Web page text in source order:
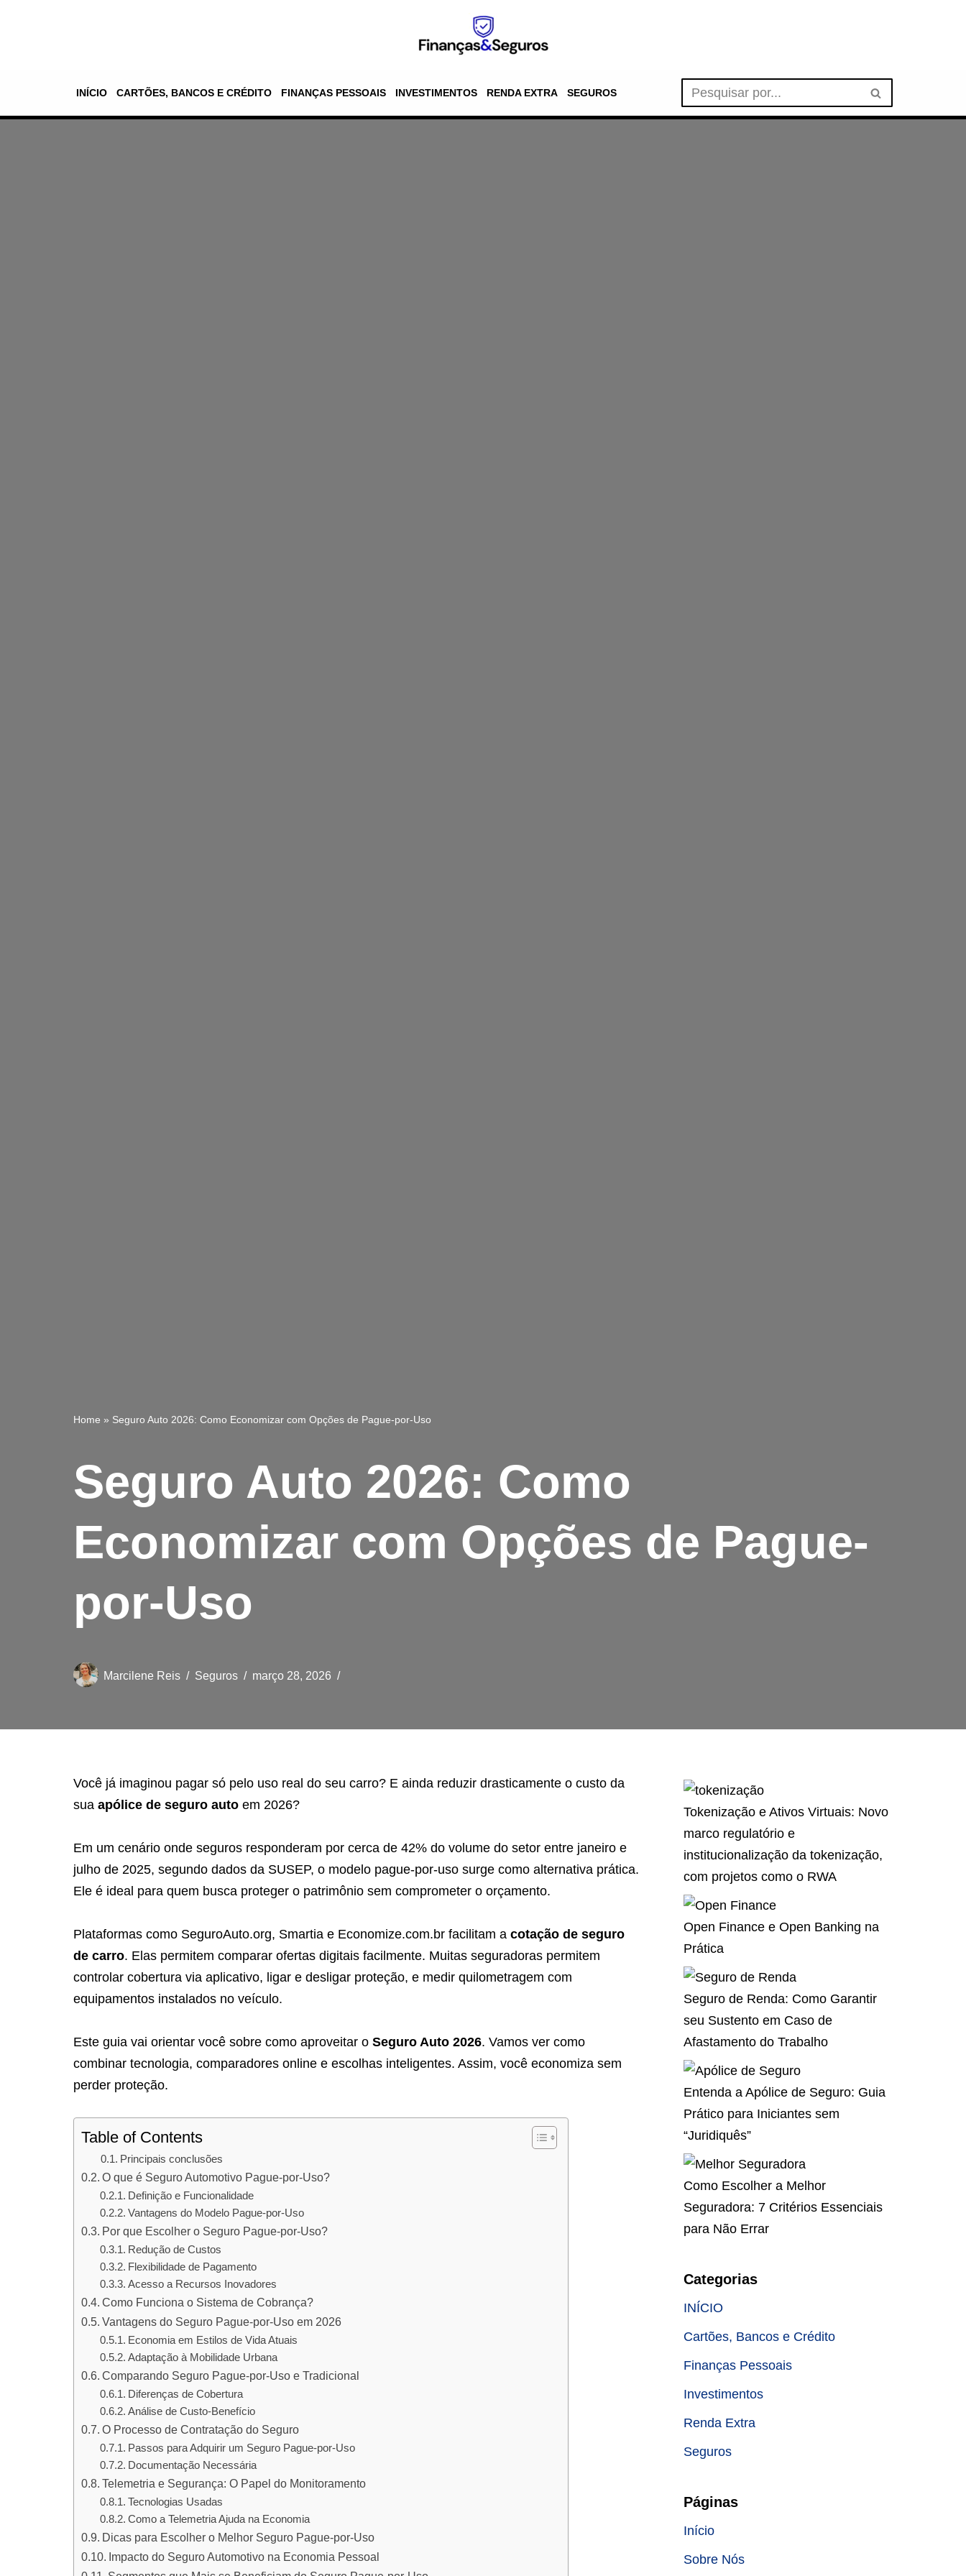
INÍCIO CARTÕES, BANCOS E CRÉDITO FINANÇAS PESSOAIS INVESTIMENTOS RENDA EXTRA SEGUROS
Home » Seguro Auto 2026: Como Economizar com Opções de Pague-por-Uso
Seguro Auto 2026: Como
Economizar com Opções de Pague-
por-Uso
Marcilene Reis Seguros março 28, 2026
Você já imaginou pagar só pelo uso real do seu carro? E ainda reduzir drasticamente o custo da
sua apólice de seguro auto em 2026?
Em um cenário onde seguros responderam por cerca de 42% do volume do setor entre janeiro e
julho de 2025, segundo dados da SUSEP, o modelo pague-por-uso surge como alternativa prática.
Ele é ideal para quem busca proteger o patrimônio sem comprometer o orçamento.
Plataformas como SeguroAuto.org, Smartia e Economize.com.br facilitam a cotação de seguro
de carro. Elas permitem comparar ofertas digitais facilmente. Muitas seguradoras permitem
controlar cobertura via aplicativo, ligar e desligar proteção, e medir quilometragem com
equipamentos instalados no veículo.
Este guia vai orientar você sobre como aproveitar o Seguro Auto 2026. Vamos ver como
combinar tecnologia, comparadores online e escolhas inteligentes. Assim, você economiza sem
perder proteção.
Table of Contents
Principais conclusões
O que é Seguro Automotivo Pague-por-Uso?
Definição e Funcionalidade
Vantagens do Modelo Pague-por-Uso
Por que Escolher o Seguro Pague-por-Uso?
Redução de Custos
Flexibilidade de Pagamento
Acesso a Recursos Inovadores
Como Funciona o Sistema de Cobrança?
Vantagens do Seguro Pague-por-Uso em 2026
Economia em Estilos de Vida Atuais
Adaptação à Mobilidade Urbana
Comparando Seguro Pague-por-Uso e Tradicional
Diferenças de Cobertura
Análise de Custo-Benefício
O Processo de Contratação do Seguro
Passos para Adquirir um Seguro Pague-por-Uso
Documentação Necessária
Telemetria e Segurança: O Papel do Monitoramento
Tecnologias Usadas
Como a Telemetria Ajuda na Economia
Dicas para Escolher o Melhor Seguro Pague-por-Uso
Impacto do Seguro Automotivo na Economia Pessoal
Tokenização e Ativos Virtuais: Novo
marco regulatório e
institucionalização da tokenização,
com projetos como o RWA
Open Finance e Open Banking na
Prática
Seguro de Renda: Como Garantir
seu Sustento em Caso de
Afastamento do Trabalho
Entenda a Apólice de Seguro: Guia
Prático para Iniciantes sem
“Juridiquês”
Como Escolher a Melhor
Seguradora: 7 Critérios Essenciais
para Não Errar
Categorias
INÍCIO
Cartões, Bancos e Crédito
Finanças Pessoais
Investimentos
Renda Extra
Seguros
Páginas
Início
Sobre Nós